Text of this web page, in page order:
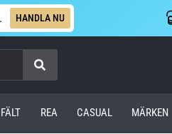
HANDLA NU
REA CASUAL MÄRKEN